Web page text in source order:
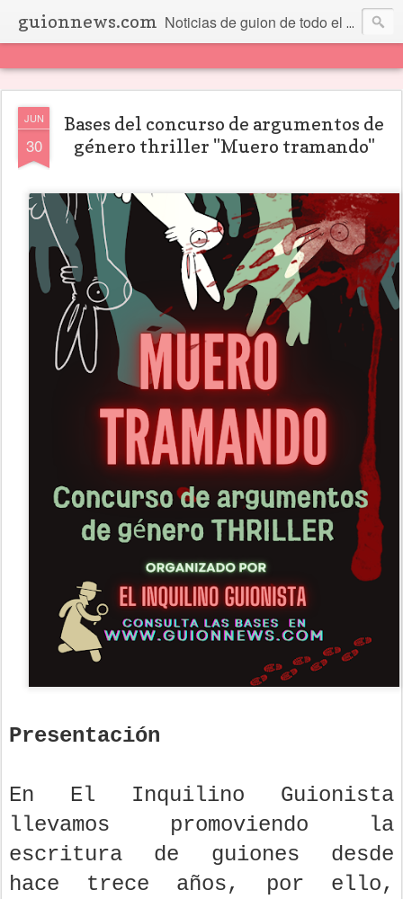
guionnews.com Noticias de guion de todo el mundo... Y más.
JUN
30
Bases del concurso de argumentos de
género thriller "Muero tramando"
Presentación
En El Inquilino Guionista
llevamos promoviendo la
escritura de guiones desde
hace trece años, por ello,